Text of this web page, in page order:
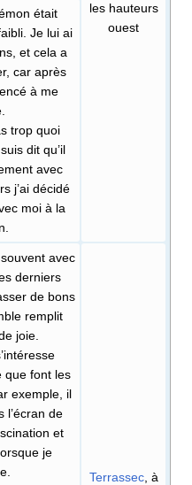
les hauteurs
ouest
était
Je lui ai
et cela a
car après
à me
trop quoi
dit qu’il
avec
j’ai décidé
moi à la
avec
derniers
de bons
remplit
joie.
que font les
exemple, il
l’écran de
et
je
Terrassec, à